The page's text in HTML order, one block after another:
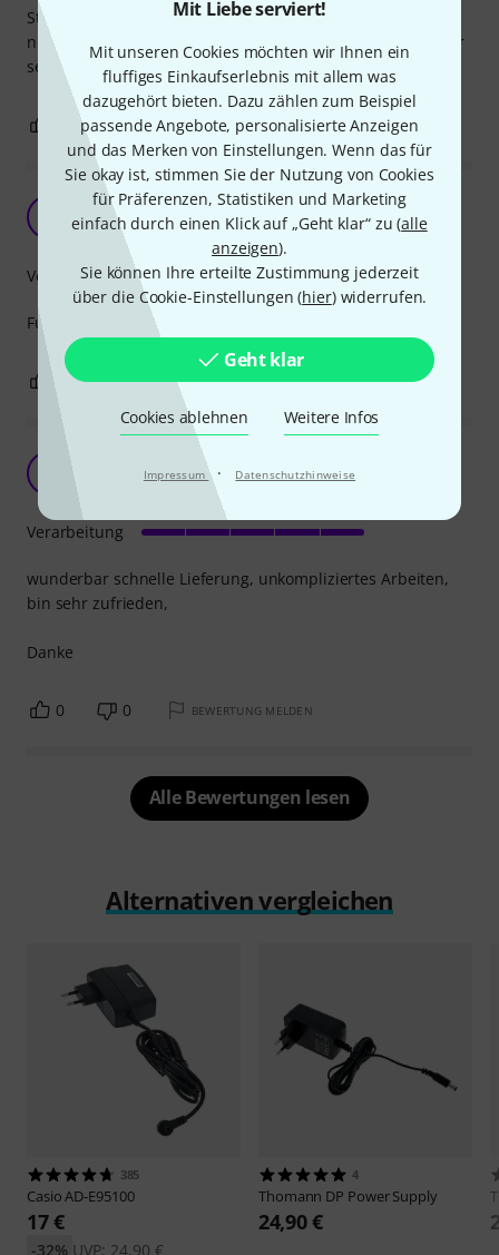
Mit Liebe serviert!
Mit unseren Cookies möchten wir Ihnen ein
fluffiges Einkaufserlebnis mit allem was
dazugehört bieten. Dazu zählen zum Beispiel
passende Angebote, personalisierte Anzeigen
und das Merken von Einstellungen. Wenn das für
Sie okay ist, stimmen Sie der Nutzung von Cookies
für Präferenzen, Statistiken und Marketing
einfach durch einen Klick auf „Geht klar“ zu (alle
anzeigen).
Sie können Ihre erteilte Zustimmung jederzeit
über die Cookie-Einstellungen (hier) widerrufen.
Geht klar
Cookies ablehnen Weitere Infos
Impressum · Datenschutzhinweise
Steckdose steckt, wenn nicht funktioniert das Keyboard
nicht. Deshalb auch nur 4 Sterne. Ansonsten ist es ein sehr
sehr gutes Netzteil.
0 BEWERTUNG MELDEN
Als Ersatz für mein Casio CDP-S100
Amöna 10.03.2021
Funktioniert, was soll ich sagen...
Verarbeitung
1 BEWERTUNG MELDEN
Casio AD-A12150LW
Steffen645 08.10.2013
wunderbar schnelle Lieferung, unkompliziertes Arbeiten,
bin sehr zufrieden,
Danke
Verarbeitung
0 0 BEWERTUNG MELDEN
Alle Bewertungen lesen
Alternativen vergleichen
385
CasioAD-E95100
17 €
UVP: 24,90 €
-32%
4
Thomann DP Power Supply
24,90 €